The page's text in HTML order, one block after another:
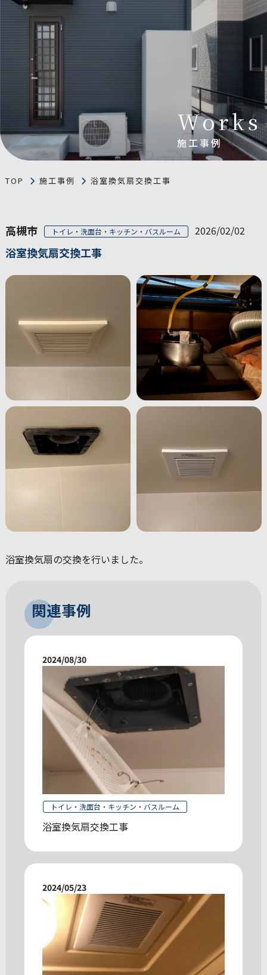
Works
施工事例
TOP 施工事例 浴室換気扇交換工事
高槻市 トイレ・洗面台・キッチン・バスルーム 2026/02/02
浴室換気扇交換工事
浴室換気扇の交換を行いました。
関連事例
2024/08/30
トイレ・洗面台・キッチン・バスルーム
浴室換気扇交換工事
2024/05/23